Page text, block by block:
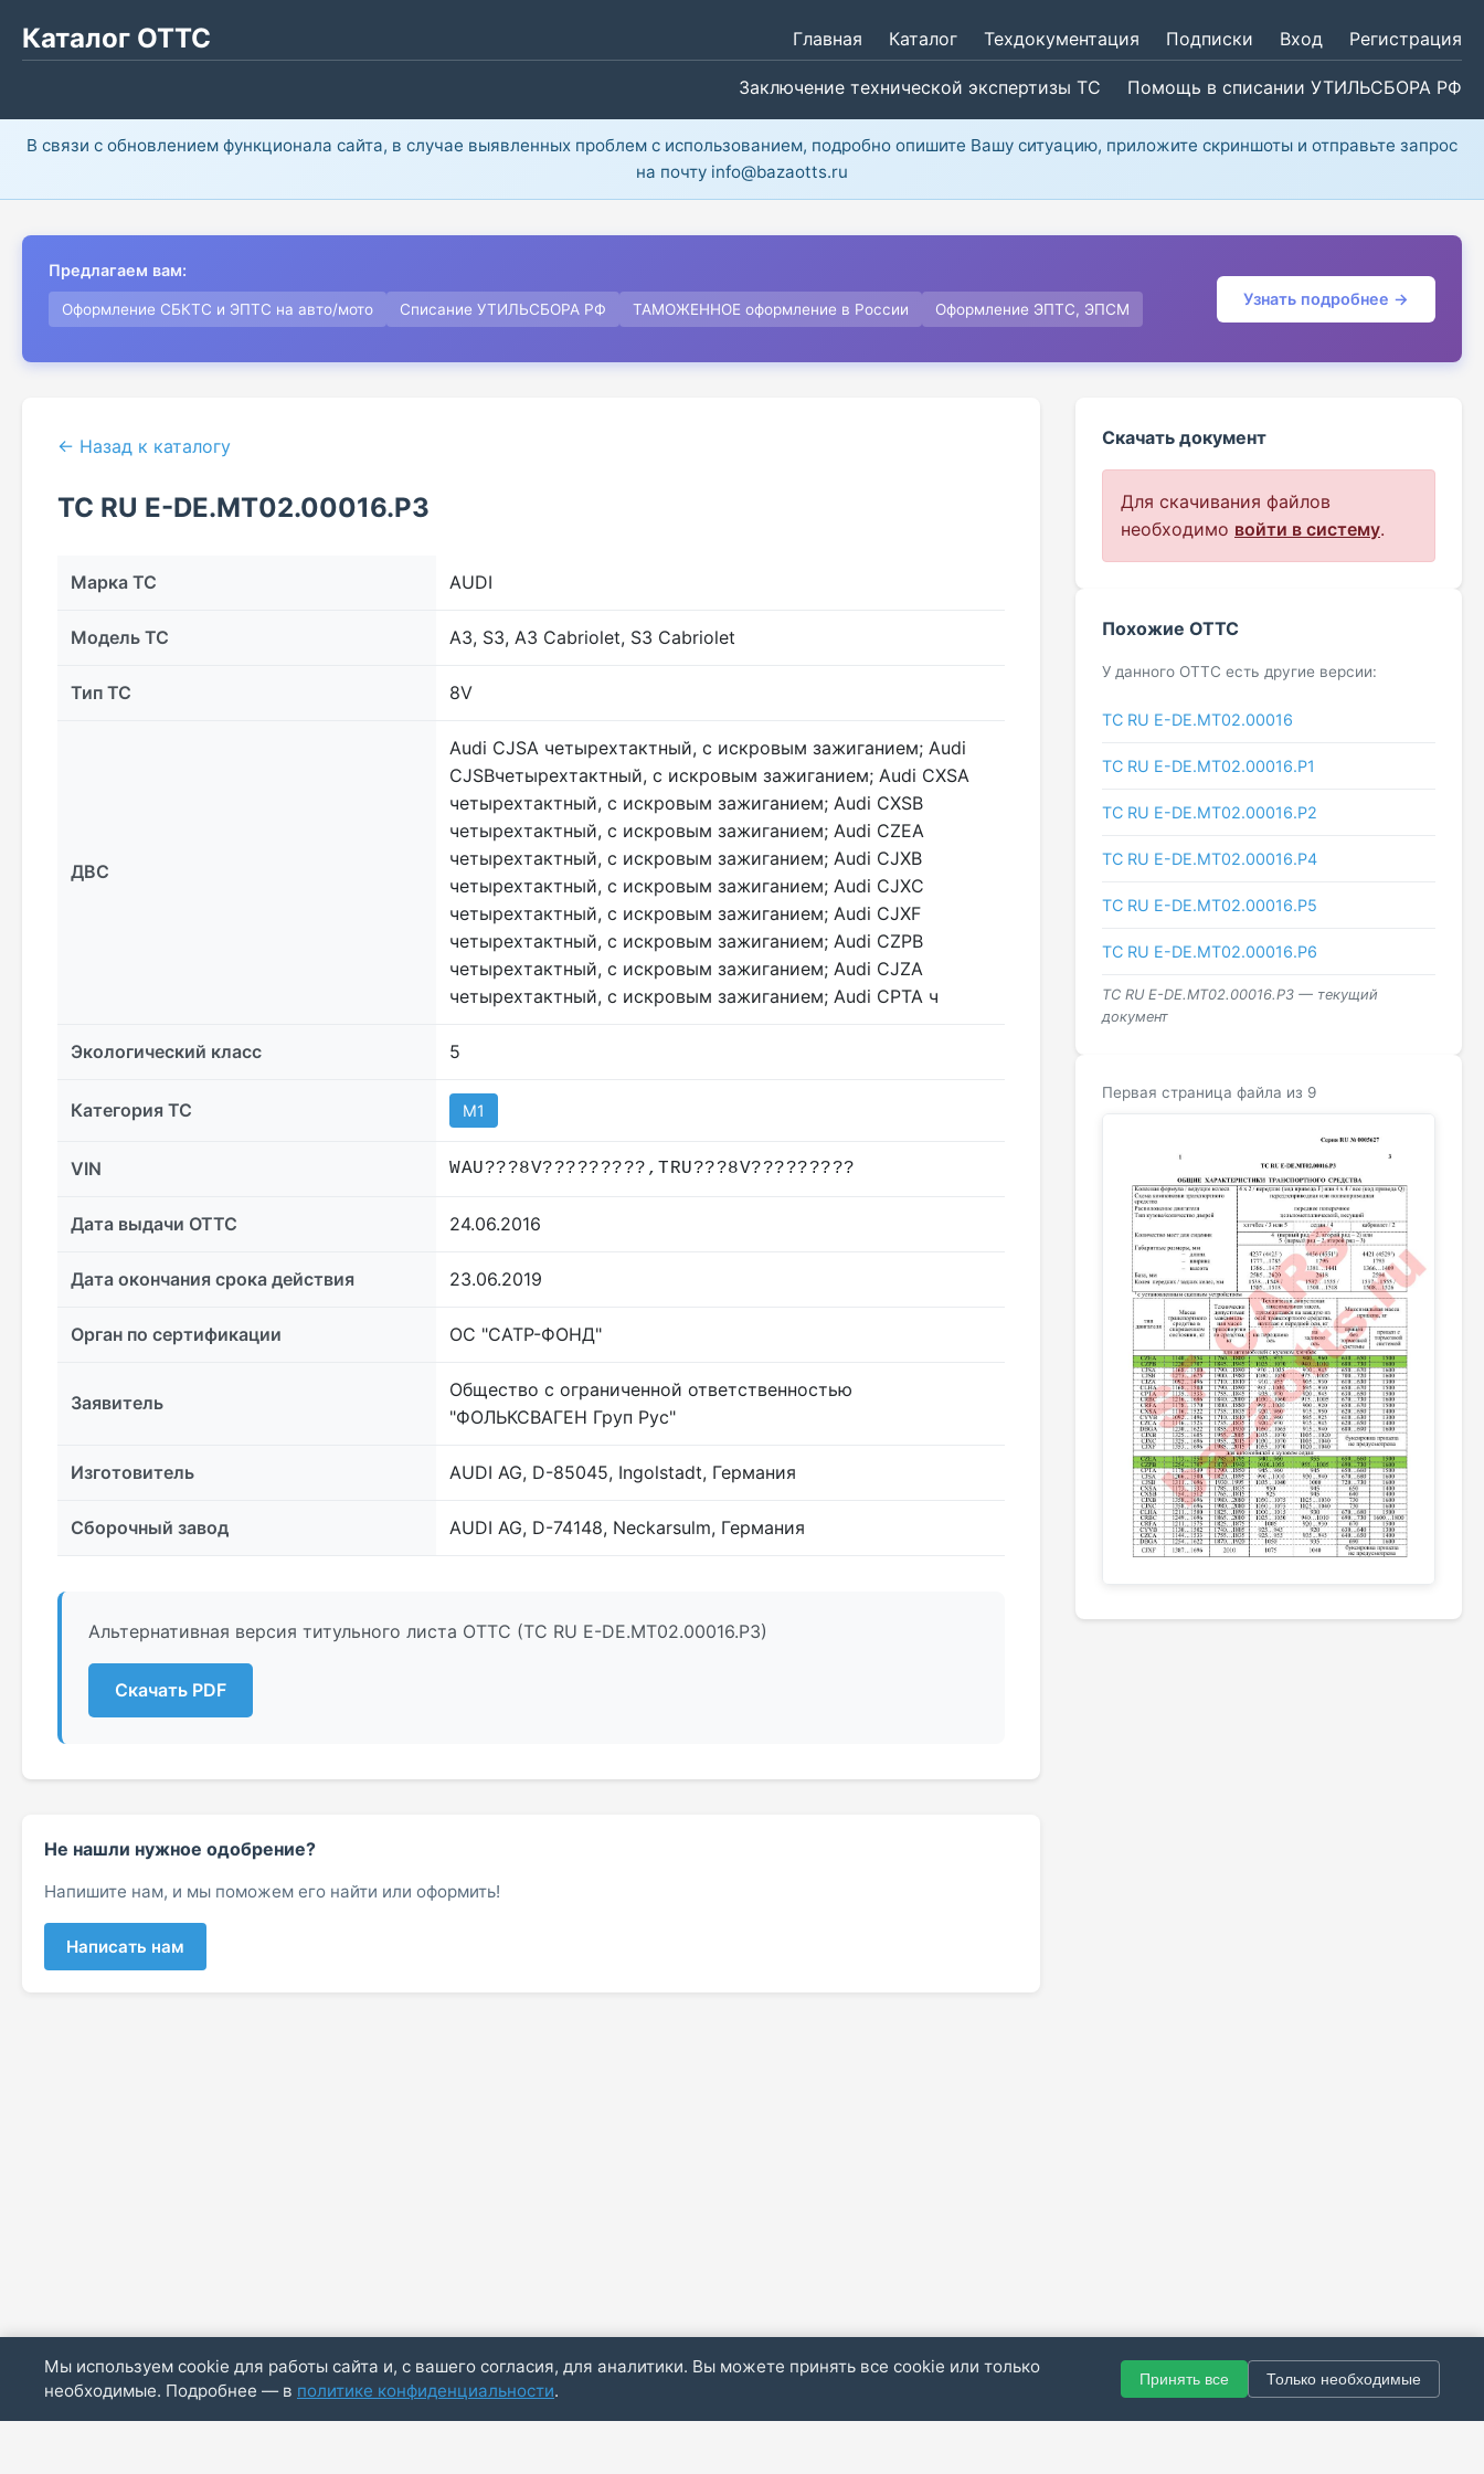
Каталог ОТТС Главная Каталог Техдокументация Подписки Вход Регистрация
Заключение технической экспертизы ТС Помощь в списании УТИЛЬСБОРА РФ
В связи с обновлением функционала сайта, в случае выявленных проблем с использованием, подробно опишите Вашу ситуацию, приложите скриншоты и отправьте запрос
на почту info@bazaotts.ru
Предлагаем вам:
Оформление СБКТС и ЭПТС на авто/мото Списание УТИЛЬСБОРА РФ ТАМОЖЕННОЕ оформление в России Оформление ЭПТС, ЭПСМ
Узнать подробнее →
← Назад к каталогу
ТС RU Е-DE.МТ02.00016.Р3
Марка ТС AUDI
Модель ТС A3, S3, A3 Cabriolet, S3 Cabriolet
Тип ТС 8V
ДВС
Audi CJSA четырехтактный, с искровым зажиганием; Audi
CJSBчетырехтактный, с искровым зажиганием; Audi CXSA
четырехтактный, с искровым зажиганием; Audi CXSB
четырехтактный, с искровым зажиганием; Audi CZEA
четырехтактный, с искровым зажиганием; Audi CJXB
четырехтактный, с искровым зажиганием; Audi CJXC
четырехтактный, с искровым зажиганием; Audi CJXF
четырехтактный, с искровым зажиганием; Audi CZPB
четырехтактный, с искровым зажиганием; Audi CJZA
четырехтактный, с искровым зажиганием; Audi CPTA ч
Экологический класс 5
Категория ТС M1
VIN WAU???8V?????????,TRU???8V?????????
Дата выдачи ОТТС 24.06.2016
Дата окончания срока действия 23.06.2019
Орган по сертификации ОС "САТР-ФОНД"
Заявитель
Общество с ограниченной ответственностью
"ФОЛЬКСВАГЕН Груп Рус"
Изготовитель AUDI AG, D-85045, Ingolstadt, Германия
Сборочный завод AUDI AG, D-74148, Neckarsulm, Германия
Альтернативная версия титульного листа ОТТС (ТС RU Е-DE.МТ02.00016.Р3)
Скачать PDF
Скачать документ
Для скачивания файлов
необходимо войти в систему.
Похожие ОТТС
У данного ОТТС есть другие версии:
ТС RU Е-DE.МТ02.00016
ТС RU Е-DE.МТ02.00016.Р1
ТС RU Е-DE.МТ02.00016.Р2
ТС RU Е-DE.МТ02.00016.Р4
ТС RU Е-DE.МТ02.00016.Р5
ТС RU Е-DE.МТ02.00016.Р6
ТС RU Е-DE.МТ02.00016.Р3 — текущий
документ
Первая страница файла из 9
Не нашли нужное одобрение?
Напишите нам, и мы поможем его найти или оформить!
Написать нам
Мы используем cookie для работы сайта и, с вашего согласия, для аналитики. Вы можете принять все cookie или только
необходимые. Подробнее — в политике конфиденциальности.
Принять все Только необходимые